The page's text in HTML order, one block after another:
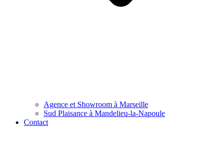
Agence et Showroom à Marseille
Sud Plaisance à Mandelieu-la-Napoule
Contact